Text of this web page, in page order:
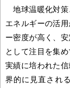
地球温暖化対策
エネルギーの活
ー密度が高く、
として注目を集
実績に培われた
界的に見直され